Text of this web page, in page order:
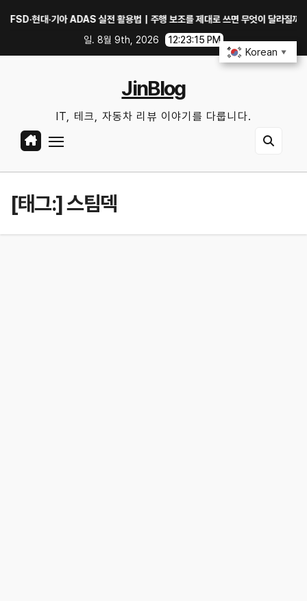
현대·기아 ADAS 실전 활용법｜주행 보조를 제대로 쓰면 무엇이 달라질까?
일. 8월 9th, 2026
12:23:16 PM
JinBlog
IT, 테크, 자동차 리뷰 이야기를 다룹니다.
[태그:]스팀덱
Korean ▼